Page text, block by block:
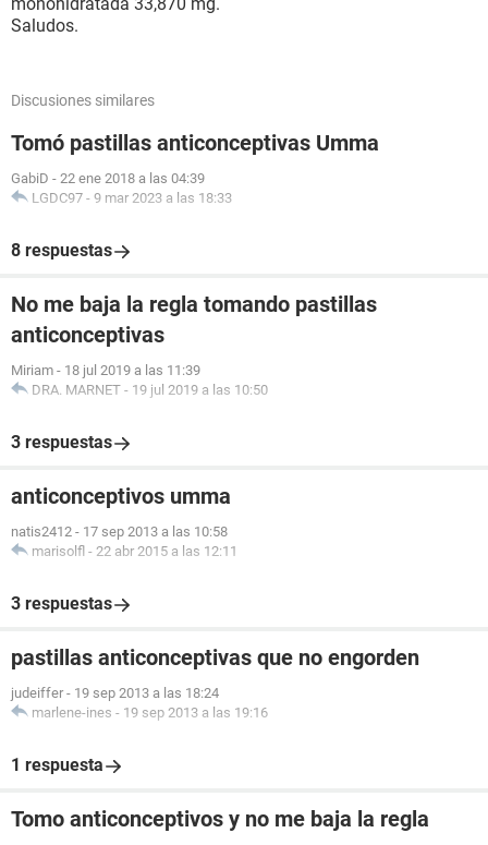
Saludos.
Discusiones similares
Tomó pastillas anticonceptivas Umma
GabiD - 22 ene 2018 a las 04:39
LGDC97 - 9 mar 2023 a las 18:33
8 respuestas
No me baja la regla tomando pastillas
anticonceptivas
Miriam - 18 jul 2019 a las 11:39
DRA. MARNET - 19 jul 2019 a las 10:50
3 respuestas
anticonceptivos umma
natis2412 - 17 sep 2013 a las 10:58
marisolfl - 22 abr 2015 a las 12:11
3 respuestas
pastillas anticonceptivas que no engorden
judeiffer - 19 sep 2013 a las 18:24
marlene-ines - 19 sep 2013 a las 19:16
1 respuesta
Tomo anticonceptivos y no me baja la regla